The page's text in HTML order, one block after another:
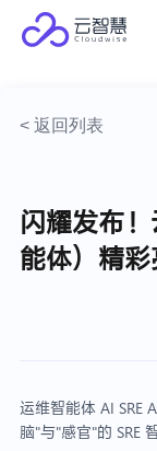
< 返回列表
闪耀发布！
能体）精彩
运维智能体 AI
脑"与"感官"的 SRE